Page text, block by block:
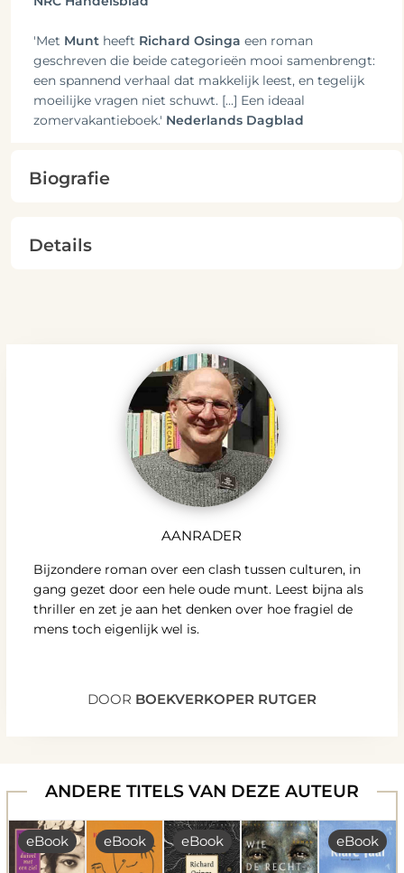
'Met Munt heeft Richard Osinga een roman
geschreven die beide categorieën mooi samenbrengt:
een spannend verhaal dat makkelijk leest, en tegelijk
moeilijke vragen niet schuwt. [...] Een ideaal
zomervakantieboek.' Nederlands Dagblad
Biografie
Details
AANRADER
Bijzondere roman over een clash tussen culturen, in
gang gezet door een hele oude munt. Leest bijna als
thriller en zet je aan het denken over hoe fragiel de
mens toch eigenlijk wel is.
DOOR BOEKVERKOPER RUTGER
ANDERE TITELS VAN DEZE AUTEUR
eBook eBook eBook eBook